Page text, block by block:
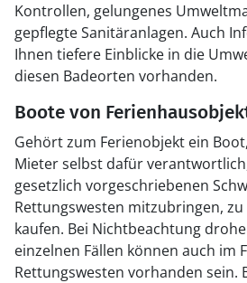
Kontrollen, gelungenes
gepflegte Sanitäranlagen. Auch
Ihnen tiefere Einblicke in die
diesen Badeorten vorhanden.
Boote von
Gehört zum Ferienobjekt ein
Mieter selbst dafür
gesetzlich vorgeschriebenen
Rettungswesten mitzubringen,
kaufen. Bei Nichtbeachtung
einzelnen Fällen können auch im
Rettungswesten vorhanden sein.